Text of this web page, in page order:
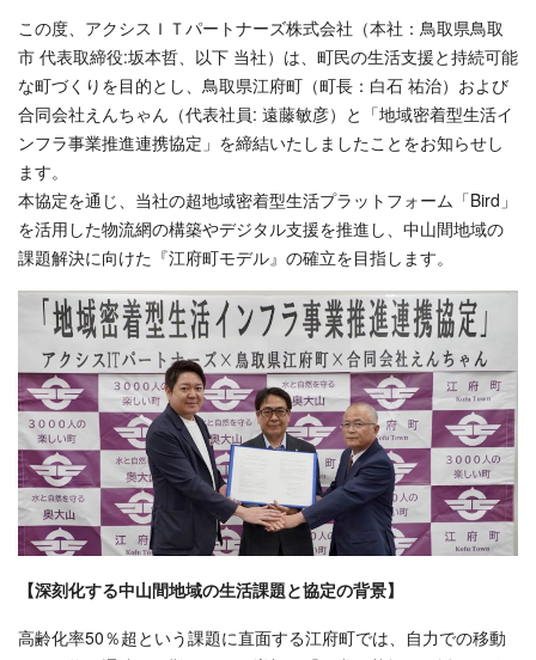
この度、アクシスＩＴパートナーズ株式会社（本社：鳥取県鳥取
市 代表取締役:坂本哲、以下 当社）は、町民の生活支援と持続可能
な町づくりを目的とし、鳥取県江府町（町長：白石 祐治）および
合同会社えんちゃん（代表社員: 遠藤敏彦）と「地域密着型生活イ
ンフラ事業推進連携協定」を締結いたしましたことをお知らせし
ます。
本協定を通じ、当社の超地域密着型生活プラットフォーム「Bird」
を活用した物流網の構築やデジタル支援を推進し、中山間地域の
課題解決に向けた『江府町モデル』の確立を目指します。
【深刻化する中山間地域の生活課題と協定の背景】
高齢化率50％超という課題に直面する江府町では、自力での移動